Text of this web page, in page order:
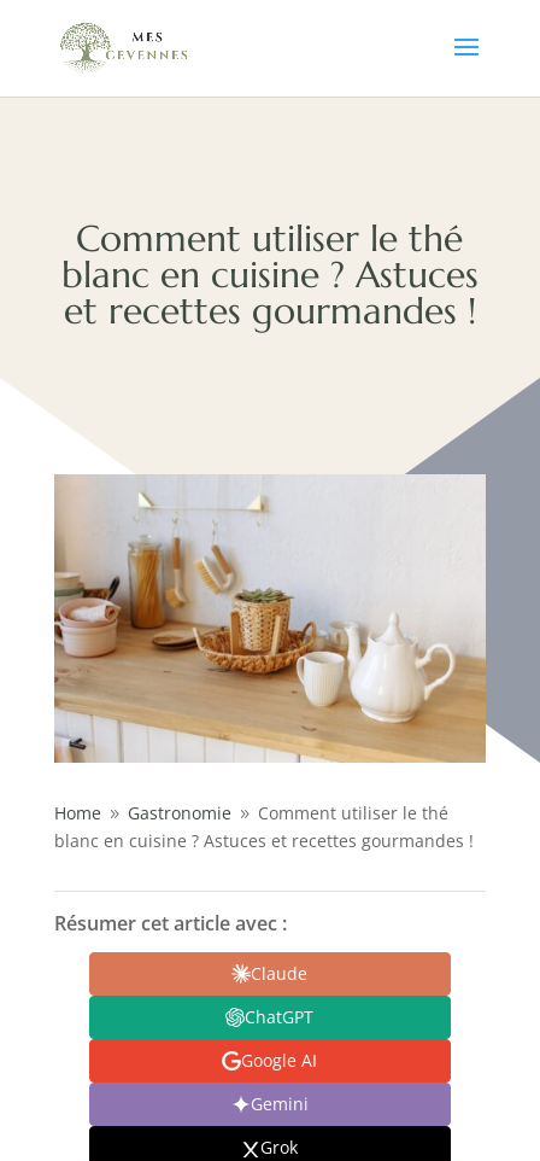
Comment utiliser le thé
blanc en cuisine ? Astuces
et recettes gourmandes !
Home 9 Gastronomie 9 Comment utiliser le thé
blanc en cuisine ? Astuces et recettes gourmandes !
Résumer cet article avec :
Claude
ChatGPT
Google AI
Gemini
Grok